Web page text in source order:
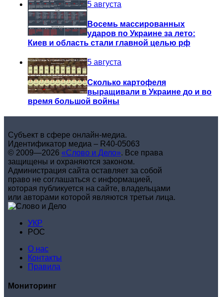
5 августа
Восемь массированных
ударов по Украине за лето:
Киев и область стали главной целью рф
5 августа
Сколько картофеля
выращивали в Украине до и во
время большой войны
Субъект в сфере онлайн-медиа.
Идентификатор медиа – R40-05063
© 2009—2026 «Слово и Дело». Все права
защищены и охраняются законом.
Администрация сайта оставляет за собой
право не соглашаться с информацией,
которая публикуется на сайте, владельцами
или авторами которой являются третьи лица.
УКР
РОС
О нас
Контакты
Правила
Мониторинг